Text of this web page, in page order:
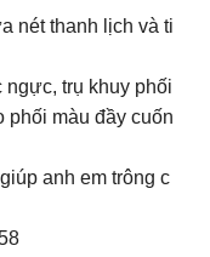
nét thanh lịch và ti
trụ khuy phối
phối màu đầy cuốn
anh em trông c